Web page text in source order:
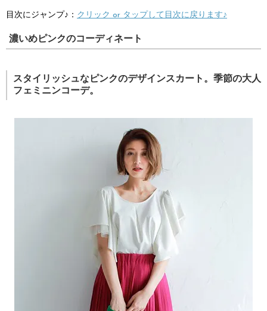
目次にジャンプ♪： クリック or タップして目次に戻ります♪
濃いめピンクのコーディネート
スタイリッシュなピンクのデザインスカート。季節の大人
フェミニンコーデ。